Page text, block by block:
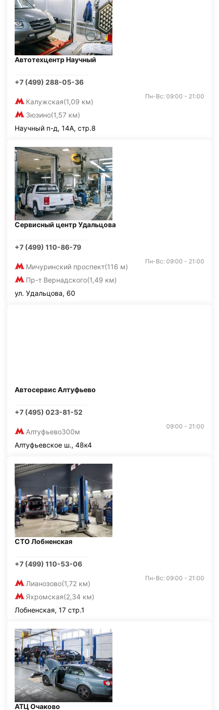
Автотехцентр Научный
+7 (499) 288-05-36
Калужская(1,09 км)
Зюзино(1,57 км)
Пн-Вс: 09:00 - 21:00
Научный п-д, 14А, стр.8
Сервисный центр Удальцова
+7 (499) 110-86-79
Мичуринский проспект(116 м)
Пр-т Вернадского(1,49 км)
Пн-Вс: 09:00 - 21:00
ул. Удальцова, 60
Автосервис Алтуфьево
+7 (495) 023-81-52
Алтуфьево300м
09:00 - 21:00
Алтуфьевское ш., 48к4
СТО Лобненская
+7 (499) 110-53-06
Лианозово(1,72 км)
Яхромская(2,34 км)
Пн-Вс: 09:00 - 21:00
Лобненская, 17 стр.1
АТЦ Очаково